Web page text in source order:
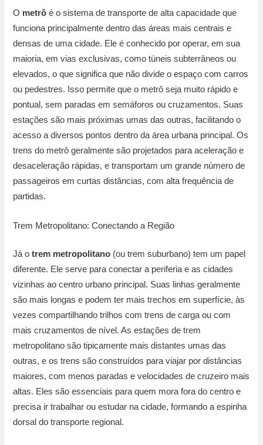
O metrô é o sistema de transporte de alta capacidade que
funciona principalmente dentro das áreas mais centrais e
densas de uma cidade. Ele é conhecido por operar, em sua
maioria, em vias exclusivas, como túneis subterrâneos ou
elevados, o que significa que não divide o espaço com carros
ou pedestres. Isso permite que o metrô seja muito rápido e
pontual, sem paradas em semáforos ou cruzamentos. Suas
estações são mais próximas umas das outras, facilitando o
acesso a diversos pontos dentro da área urbana principal. Os
trens do metrô geralmente são projetados para aceleração e
desaceleração rápidas, e transportam um grande número de
passageiros em curtas distâncias, com alta frequência de
partidas.
Trem Metropolitano: Conectando a Região
Já otrem metropolitano (ou trem suburbano) tem um papel
diferente. Ele serve para conectar a periferia e as cidades
vizinhas ao centro urbano principal. Suas linhas geralmente
são mais longas e podem ter mais trechos em superfície, às
vezes compartilhando trilhos com trens de carga ou com
mais cruzamentos de nível. As estações de trem
metropolitano são tipicamente mais distantes umas das
outras, e os trens são construídos para viajar por distâncias
maiores, com menos paradas e velocidades de cruzeiro mais
altas. Eles são essenciais para quem mora fora do centro e
precisa ir trabalhar ou estudar na cidade, formando a espinha
dorsal do transporte regional.